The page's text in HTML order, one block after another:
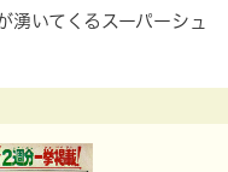
湧いてくるスーパーシュ